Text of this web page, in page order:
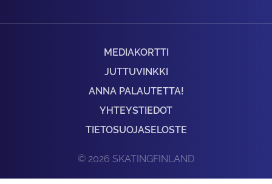
MEDIAKORTTI
JUTTUVINKKI
ANNA PALAUTETTA!
YHTEYSTIEDOT
TIETOSUOJASELOSTE
© 2026 SKATINGFINLAND